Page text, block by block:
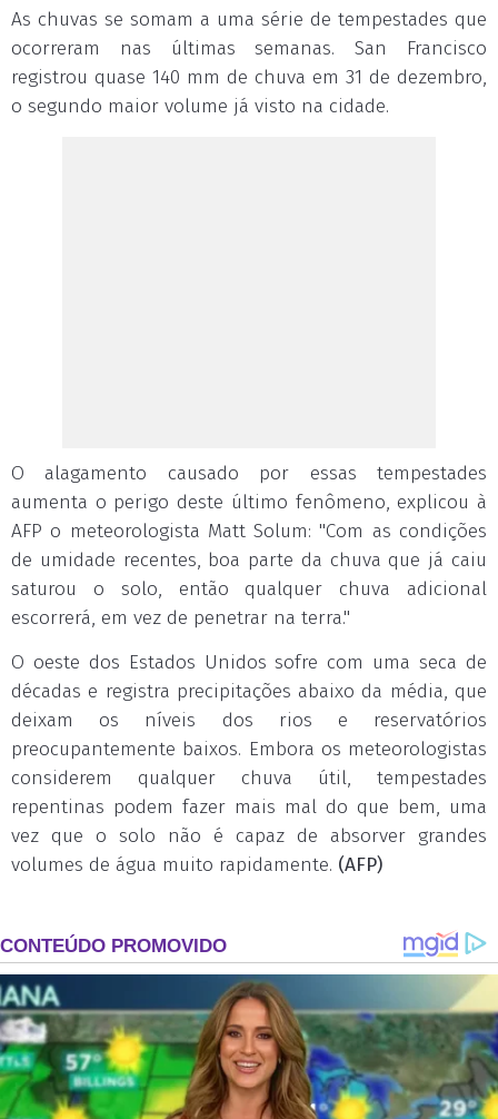
As chuvas se somam a uma série de tempestades que
ocorreram nas últimas semanas. San Francisco
registrou quase 140 mm de chuva em 31 de dezembro,
o segundo maior volume já visto na cidade.
O alagamento causado por essas tempestades
aumenta o perigo deste último fenômeno, explicou à
AFP o meteorologista Matt Solum: "Com as condições
de umidade recentes, boa parte da chuva que já caiu
saturou o solo, então qualquer chuva adicional
escorrerá, em vez de penetrar na terra."
O oeste dos Estados Unidos sofre com uma seca de
décadas e registra precipitações abaixo da média, que
deixam os níveis dos rios e reservatórios
preocupantemente baixos. Embora os meteorologistas
considerem qualquer chuva útil, tempestades
repentinas podem fazer mais mal do que bem, uma
vez que o solo não é capaz de absorver grandes
volumes de água muito rapidamente. (AFP)